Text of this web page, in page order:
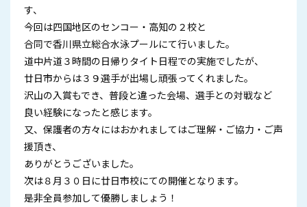
す、
今回は四国地区のセンコー・高知の２校と
合同で香川県立総合水泳プールにて行いました。
道中片道３時間の日帰りタイト日程での実施でしたが、
廿日市からは３９選手が出場し頑張ってくれました。
沢山の入賞もでき、普段と違った会場、選手との対戦など
良い経験になったと感じます。
又、保護者の方々にはおかれましてはご理解・ご協力・ご声
援頂き、
ありがとうございました。
次は８月３０日に廿日市校にての開催となります。
是非全員参加して優勝しましょう！